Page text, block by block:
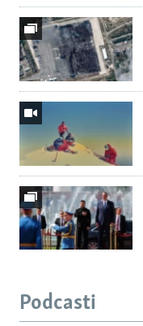
Podcasti